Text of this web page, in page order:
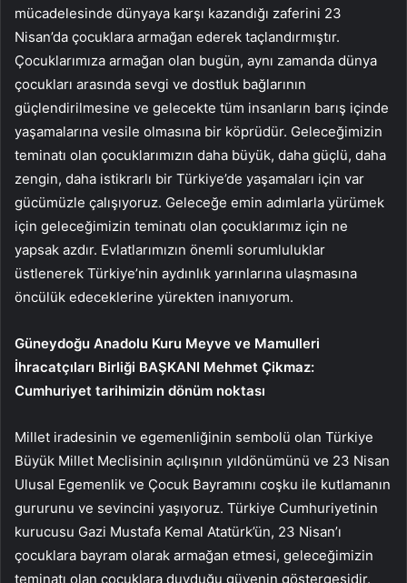
mücadelesinde dünyaya karşı kazandığı zaferini 23
Nisan’da çocuklara armağan ederek taçlandırmıştır.
Çocuklarımıza armağan olan bugün, aynı zamanda dünya
çocukları arasında sevgi ve dostluk bağlarının
güçlendirilmesine ve gelecekte tüm insanların barış içinde
yaşamalarına vesile olmasına bir köprüdür. Geleceğimizin
teminatı olan çocuklarımızın daha büyük, daha güçlü, daha
zengin, daha istikrarlı bir Türkiye’de yaşamaları için var
gücümüzle çalışıyoruz. Geleceğe emin adımlarla yürümek
için geleceğimizin teminatı olan çocuklarımız için ne
yapsak azdır. Evlatlarımızın önemli sorumluluklar
üstlenerek Türkiye’nin aydınlık yarınlarına ulaşmasına
öncülük edeceklerine yürekten inanıyorum.
Güneydoğu Anadolu Kuru Meyve ve Mamulleri
İhracatçıları Birliği BAŞKANI Mehmet Çikmaz:
Cumhuriyet tarihimizin dönüm noktası
Millet iradesinin ve egemenliğinin sembolü olan Türkiye
Büyük Millet Meclisinin açılışının yıldönümünü ve 23 Nisan
Ulusal Egemenlik ve Çocuk Bayramını coşku ile kutlamanın
gururunu ve sevincini yaşıyoruz. Türkiye Cumhuriyetinin
kurucusu Gazi Mustafa Kemal Atatürk’ün, 23 Nisan’ı
çocuklara bayram olarak armağan etmesi, geleceğimizin
teminatı olan çocuklara duyduğu güvenin göstergesidir.